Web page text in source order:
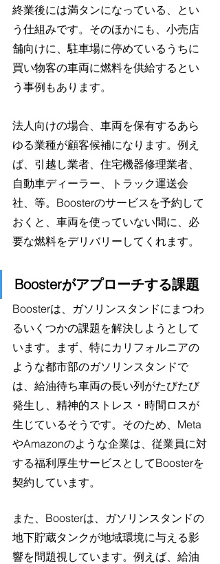
終業後には満タンになっている、とい
う仕組みです。そのほかにも、小売店
舗向けに、駐車場に停めているうちに
買い物客の車両に燃料を供給するとい
う事例もあります。
法人向けの場合、車両を保有するあら
ゆる業種が顧客候補になります。例え
ば、引越し業者、住宅機器修理業者、
自動車ディーラー、トラック運送会
社、等。Boosterのサービスを予約して
おくと、車両を使っていない間に、必
要な燃料をデリバリーしてくれます。
Boosterがアプローチする課題
Boosterは、ガソリンスタンドにまつわ
るいくつかの課題を解決しようとして
います。まず、特にカリフォルニアの
ような都市部のガソリンスタンドで
は、給油待ち車両の長い列がたびたび
発生し、精神的ストレス・時間ロスが
生じているそうです。そのため、Meta
やAmazonのような企業は、従業員に対
する福利厚生サービスとしてBoosterを
契約しています。
また、Boosterは、ガソリンスタンドの
地下貯蔵タンクが地域環境に与える影
響を問題視しています。例えば、給油